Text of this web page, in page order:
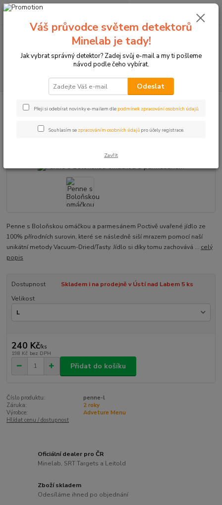
+420774877333
0 Kč
Penne s Boloňskou omáčkou a
Penne s Boloňskou omáčkou a parmesánem Poctivě uvařené jídlo ze
100% přírodních surovin, které se následně siší mrazem pomocí naší
unikátní metody Vacuum-Dried/Tasty. Jídlo si díky tomu zachovává ... celý
popis
Dostupnost
Skladem i na prodejně v Ústí nad Labem 5 ks
Velikost
240 Kč/ks
198 Kč bez DPH
Přidat do košíku
Číslo produktu:
penne-l
Záruka:
2 roky
Výrobce:
Adveture Menu
Hlídat cenu / dostupnost
Oficiální dealer pro ČR
Minelab, SRT Targets a Leitold
Zboží skladem
Odesíláme ihned po objednání
Váš průvodce světem detektorů
Minelab je tady!
Jak vybrat správný detektor? Zadej svůj e-mail a my ti pošleme
návod podle čeho vybírat.
Odeslat
Přeji si odebírat novinky e-mailem dle podmínek zpracování osobních údajů.
Souhlasím se zpracováním osobních údajů pro účely registrace.
Zavřít